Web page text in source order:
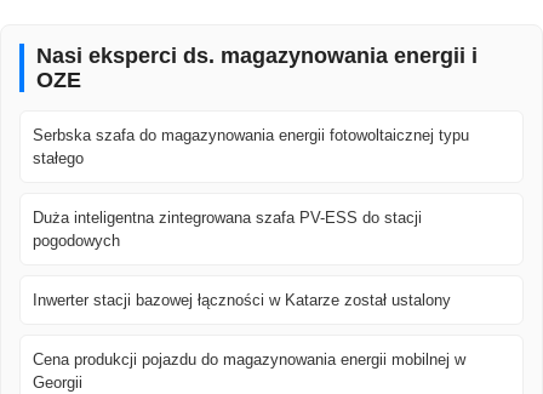
Nasi eksperci ds. magazynowania energii i
OZE
Serbska szafa do magazynowania energii fotowoltaicznej typu
stałego
Duża inteligentna zintegrowana szafa PV-ESS do stacji
pogodowych
Inwerter stacji bazowej łączności w Katarze został ustalony
Cena produkcji pojazdu do magazynowania energii mobilnej w
Georgii